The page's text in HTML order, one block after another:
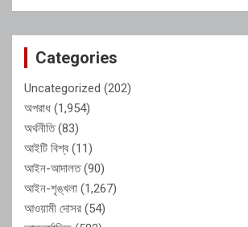
Categories
Uncategorized (202)
অপরাধ (1,954)
অর্থনীতি(83)
আইটি বিশ্ব (11)
আইন-আদালত(90)
আইন-শৃঙ্খলা (1,267)
আওয়ামী দোসর (54)